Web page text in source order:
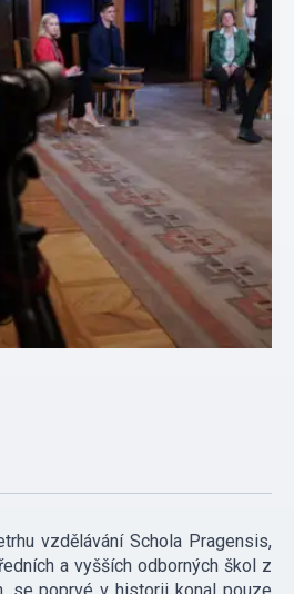
vzdělávání Schola Pragensis,
a vyšších odborných škol z